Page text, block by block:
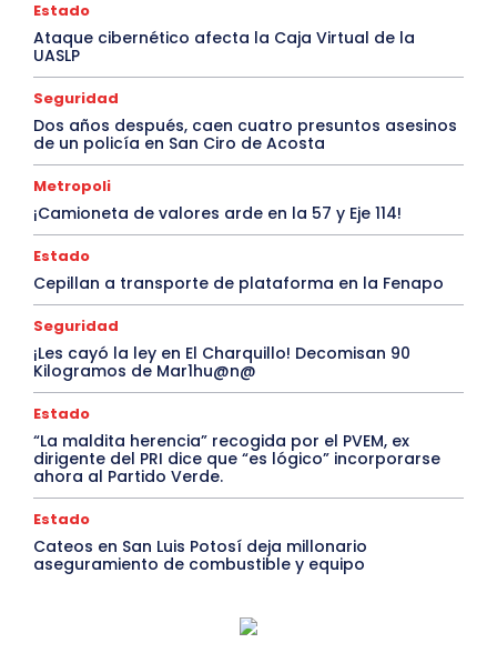
Estado
Ataque cibernético afecta la Caja Virtual de la
UASLP
Seguridad
Dos años después, caen cuatro presuntos asesinos
de un policía en San Ciro de Acosta
Metropoli
¡Camioneta de valores arde en la 57 y Eje 114!
Estado
Cepillan a transporte de plataforma en la Fenapo
Seguridad
¡Les cayó la ley en El Charquillo! Decomisan 90
Kilogramos de Mar1hu@n@
Estado
“La maldita herencia” recogida por el PVEM, ex
dirigente del PRI dice que “es lógico” incorporarse
ahora al Partido Verde.
Estado
Cateos en San Luis Potosí deja millonario
aseguramiento de combustible y equipo